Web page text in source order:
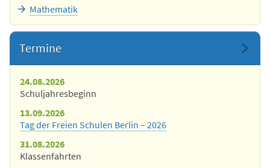
Mathematik
Termine
24.08.2026
Schuljahresbeginn
13.09.2026
Tag der Freien Schulen Berlin – 2026
31.08.2026
Klassenfahrten